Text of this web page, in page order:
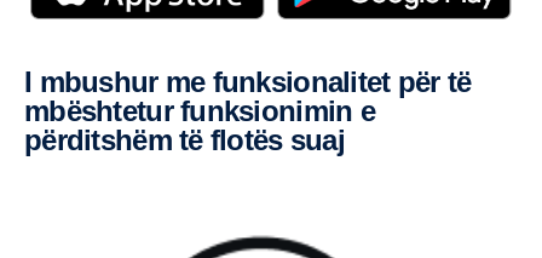
I mbushur me funksionalitet për të
mbështetur funksionimin e
përditshëm të flotës suaj